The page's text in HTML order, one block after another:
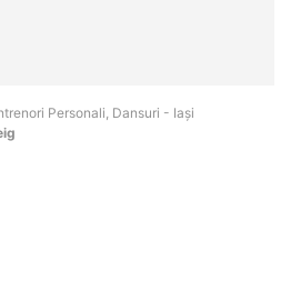
Personali, Dansuri - Iaşi